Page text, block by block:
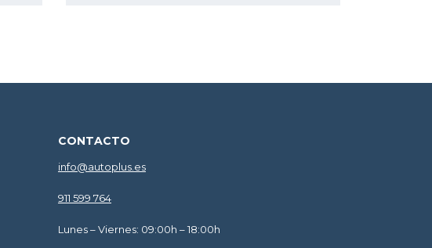
CONTACTO
info@autoplus.es
911 599 764
Lunes – Viernes: 09:00h – 18:00h